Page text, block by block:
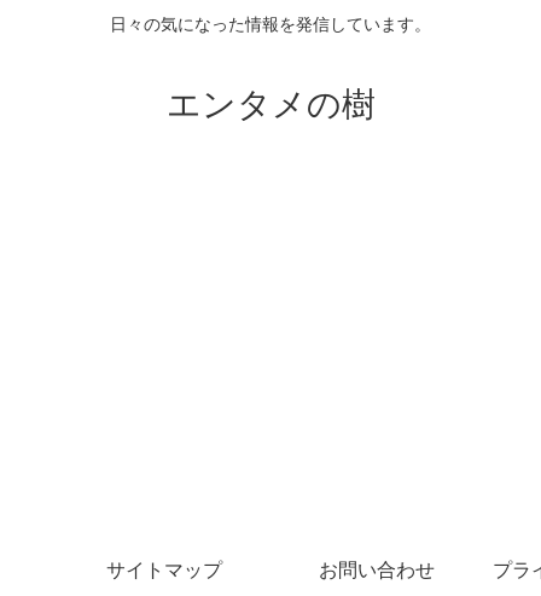
日々の気になった情報を発信しています。
エンタメの樹
サイトマップ お問い合わせ プラ